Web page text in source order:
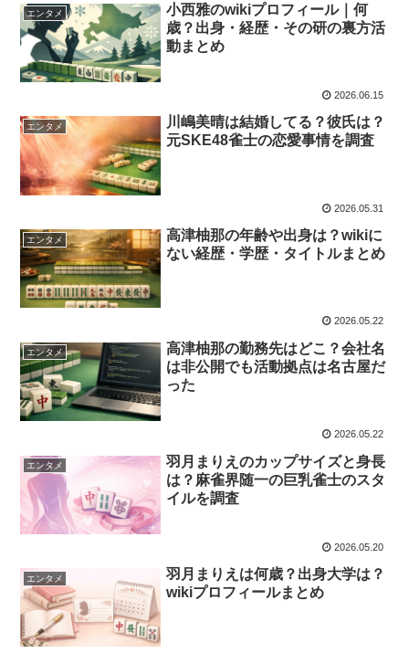
エンタメ
小西雅のwikiプロフィール｜何
歳？出身・経歴・その研の裏方活
動まとめ
2026.06.15
エンタメ
川嶋美晴は結婚してる？彼氏は？
元SKE48雀士の恋愛事情を調査
2026.05.31
エンタメ
高津柚那の年齢や出身は？wikiに
ない経歴・学歴・タイトルまとめ
2026.05.22
エンタメ
高津柚那の勤務先はどこ？会社名
は非公開でも活動拠点は名古屋だ
った
2026.05.22
エンタメ
羽月まりえのカップサイズと身長
は？麻雀界随一の巨乳雀士のスタ
イルを調査
2026.05.20
エンタメ
羽月まりえは何歳？出身大学は？
wikiプロフィールまとめ